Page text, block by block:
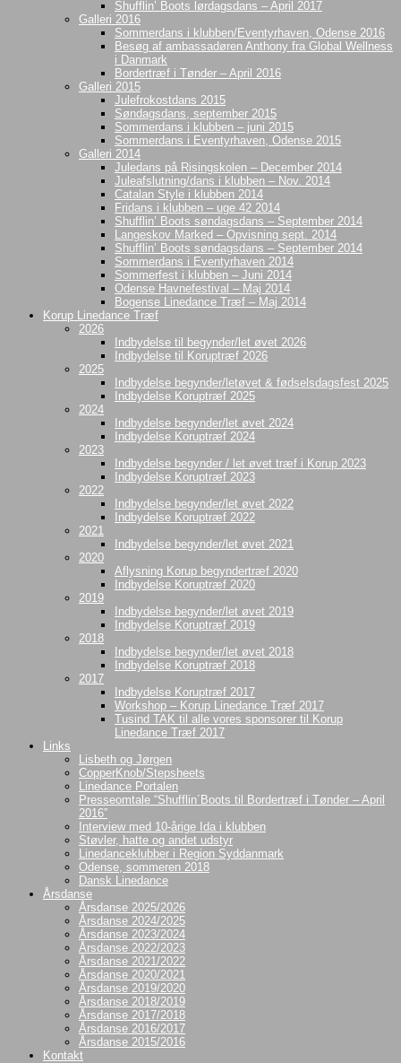
Shufflin’ Boots lørdagsdans – April 2017
Galleri 2016
Sommerdans i klubben/Eventyrhaven, Odense 2016
Besøg af ambassadøren Anthony fra Global Wellness
i Danmark
Bordertræf i Tønder – April 2016
Galleri 2015
Julefrokostdans 2015
Søndagsdans, september 2015
Sommerdans i klubben – juni 2015
Sommerdans i Eventyrhaven, Odense 2015
Galleri 2014
Juledans på Risingskolen – December 2014
Juleafslutning/dans i klubben – Nov. 2014
Catalan Style i klubben 2014
Fridans i klubben – uge 42 2014
Shufflin’ Boots søndagsdans – September 2014
Langeskov Marked – Opvisning sept. 2014
Shufflin’ Boots søndagsdans – September 2014
Sommerdans i Eventyrhaven 2014
Sommerfest i klubben – Juni 2014
Odense Havnefestival – Maj 2014
Bogense Linedance Træf – Maj 2014
Korup Linedance Træf
2026
Indbydelse til begynder/let øvet 2026
Indbydelse til Koruptræf 2026
2025
Indbydelse begynder/letøvet & fødselsdagsfest 2025
Indbydelse Koruptræf 2025
2024
Indbydelse begynder/let øvet 2024
Indbydelse Koruptræf 2024
2023
Indbydelse begynder / let øvet træf i Korup 2023
Indbydelse Koruptræf 2023
2022
Indbydelse begynder/let øvet 2022
Indbydelse Koruptræf 2022
2021
Indbydelse begynder/let øvet 2021
2020
Aflysning Korup begyndertræf 2020
Indbydelse Koruptræf 2020
2019
Indbydelse begynder/let øvet 2019
Indbydelse Koruptræf 2019
2018
Indbydelse begynder/let øvet 2018
Indbydelse Koruptræf 2018
2017
Indbydelse Koruptræf 2017
Workshop – Korup Linedance Træf 2017
Tusind TAK til alle vores sponsorer til Korup
Linedance Træf 2017
Links
Lisbeth og Jørgen
CopperKnob/Stepsheets
Linedance Portalen
Presseomtale “Shufflin´Boots til Bordertræf i Tønder – April
2016”
Interview med 10-årige Ida i klubben
Støvler, hatte og andet udstyr
Linedanceklubber i Region Syddanmark
Odense, sommeren 2018
Dansk Linedance
Årsdanse
Årsdanse 2025/2026
Årsdanse 2024/2025
Årsdanse 2023/2024
Årsdanse 2022/2023
Årsdanse 2021/2022
Årsdanse 2020/2021
Årsdanse 2019/2020
Årsdanse 2018/2019
Årsdanse 2017/2018
Årsdanse 2016/2017
Årsdanse 2015/2016
Kontakt